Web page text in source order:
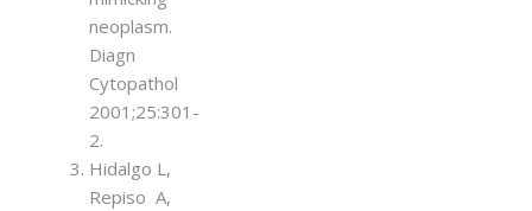
neoplasm.
Diagn
Cytopathol
2001;25:301-
2.
Hidalgo L,
Repiso A,